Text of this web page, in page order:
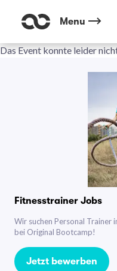
Menu
Das Event konnte leider
Fitnesstrainer Jobs
Wir suchen Personal Trainer
bei Original Bootcamp!
Jetzt bewerben